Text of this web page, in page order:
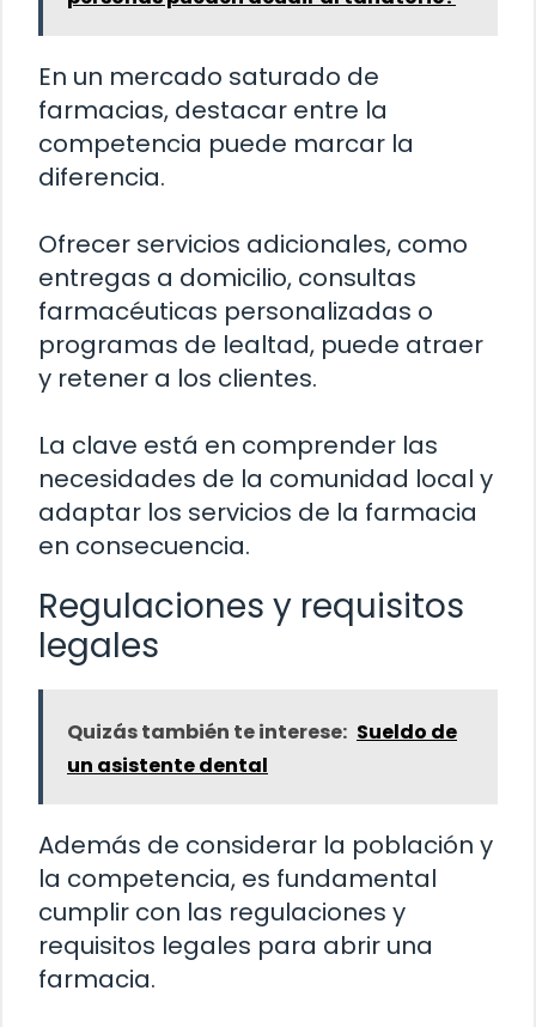
En un mercado saturado de
farmacias, destacar entre la
competencia puede marcar la
diferencia.
Ofrecer servicios adicionales, como
entregas a domicilio, consultas
farmacéuticas personalizadas o
programas de lealtad, puede atraer
y retener a los clientes.
La clave está en comprender las
necesidades de la comunidad local y
adaptar los servicios de la farmacia
en consecuencia.
Regulaciones y requisitos
legales
Quizás también te interese: Sueldo de
un asistente dental
Además de considerar la población y
la competencia, es fundamental
cumplir con las regulaciones y
requisitos legales para abrir una
farmacia.